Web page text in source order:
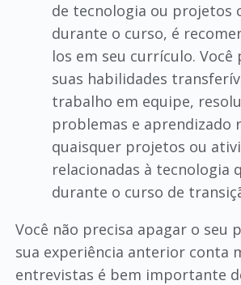
de tecnologia ou projetos
durante o curso, é
los em seu currículo. Você
suas habilidades
trabalho em equipe,
problemas e aprendizado
quaisquer projetos ou
relacionadas à tecnologia
durante o curso de
Você não precisa apagar o seu
sua experiência anterior conta
entrevistas é bem importante